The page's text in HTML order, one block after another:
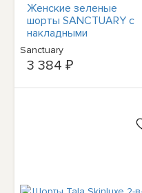
Женские зеленые
шорты SANCTUARY с
накладными
карманами Tie Dye L
Sanctuary
3 384 ₽